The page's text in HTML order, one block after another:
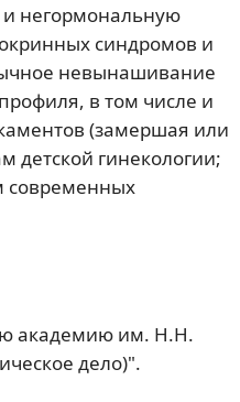
негормональную
синдромов и
невынашивание
в том числе и
(замершая или
детской гинекологии;
современных
академию им. Н.Н.
дело)".